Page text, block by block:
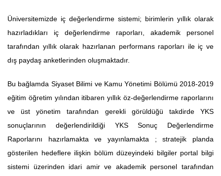
Üniversitemizde iç değerlendirme sistemi; birimlerin yıllık olarak
hazırladıkları iç değerlendirme raporları, akademik personel
tarafından yıllık olarak hazırlanan performans raporları ile iç ve
dış paydaş anketlerinden oluşmaktadır.
Bu bağlamda Siyaset Bilimi ve Kamu Yönetimi Bölümü 2018-2019
eğitim öğretim yılından itibaren yıllık öz-değerlendirme raporlarını
ve üst yönetim tarafından gerekli görüldüğü takdirde YKS
sonuçlarının değerlendirildiği YKS Sonuç Değerlendirme
Raporlarını hazırlamakta ve yayınlamakta ; stratejik planda
gösterilen hedeflere ilişkin bölüm düzeyindeki bilgiler portal bilgi
sistemi üzerinden idari amir ve akademik personel tarafından